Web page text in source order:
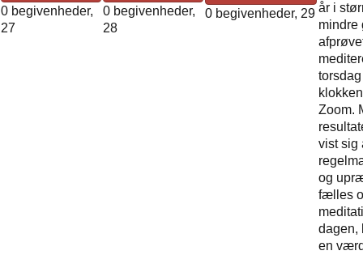
0 begivenheder,
27
0 begivenheder,
28
0 begivenheder, 29 år i
mindre
Zoom.
vist sig
og
fælles
dagen,
en